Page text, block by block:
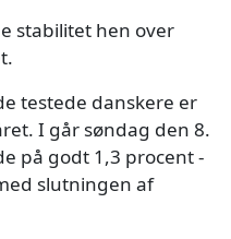
stabilitet hen over
testede danskere er
I går søndag den 8.
på godt 1,3 procent -
slutningen af